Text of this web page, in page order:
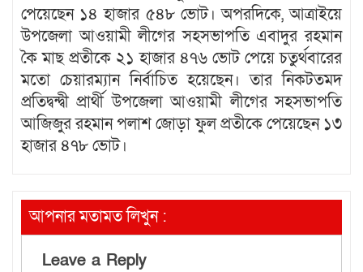
পেয়েছেন ১৪ হাজার ৫৪৮ ভোট। অপরদিকে, আত্রাইয়ে
উপজেলা আওয়ামী লীগের সহসভাপতি এবাদুর রহমান
কৈ মাছ প্রতীকে ২১ হাজার ৪৭৬ ভোট পেয়ে চতুর্থবারের
মতো চেয়ারম্যান নির্বাচিত হয়েছেন। তার নিকটতমদ
প্রতিদ্বন্দ্বী প্রার্থী উপজেলা আওয়ামী লীগের সহসভাপতি
আজিজুর রহমান পলাশ জোড়া ফুল প্রতীকে পেয়েছেন ১৩
হাজার ৪৭৮ ভোট।
আপনার মতামত লিখুন :
Leave a Reply